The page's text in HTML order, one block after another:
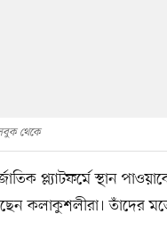
থেকে
প্ল্যাটফর্মে স্থান
কলাকুশলীরা। তাঁদের